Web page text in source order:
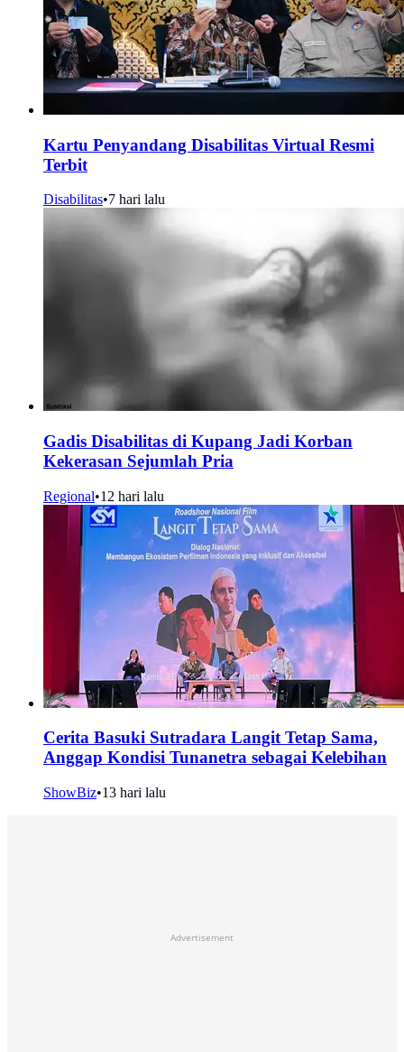
Kartu Penyandang Disabilitas Virtual Resmi
Terbit
Disabilitas•7 hari lalu
Gadis Disabilitas di Kupang Jadi Korban
Kekerasan Sejumlah Pria
Regional•12 hari lalu
Cerita Basuki Sutradara Langit Tetap Sama,
Anggap Kondisi Tunanetra sebagai Kelebihan
ShowBiz•13 hari lalu
Advertisement